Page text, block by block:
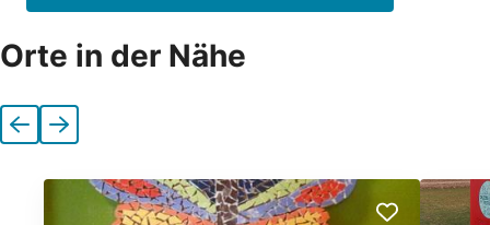
Orte in der Nähe
VorherigeNächste